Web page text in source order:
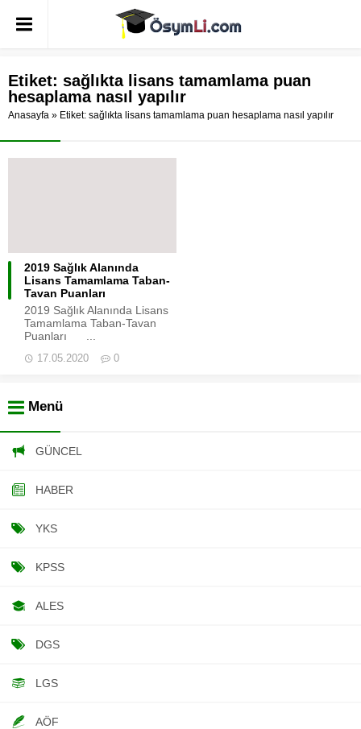
Etiket: sağlıkta lisans tamamlama puan
hesaplama nasıl yapılır
Anasayfa » Etiket: sağlıkta lisans tamamlama puan hesaplama nasıl yapılır
2019 Sağlık Alanında
Lisans Tamamlama Taban-
Tavan Puanları
2019 Sağlık Alanında Lisans
Tamamlama Taban-Tavan
Puanları ...
17.05.2020 0
Menü
GÜNCEL
HABER
YKS
KPSS
ALES
DGS
LGS
AÖF